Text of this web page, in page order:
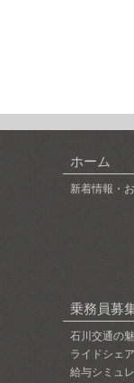
ホーム
新着情報・
乗務員募
石川交通の
ライドシェ
給与シミュ